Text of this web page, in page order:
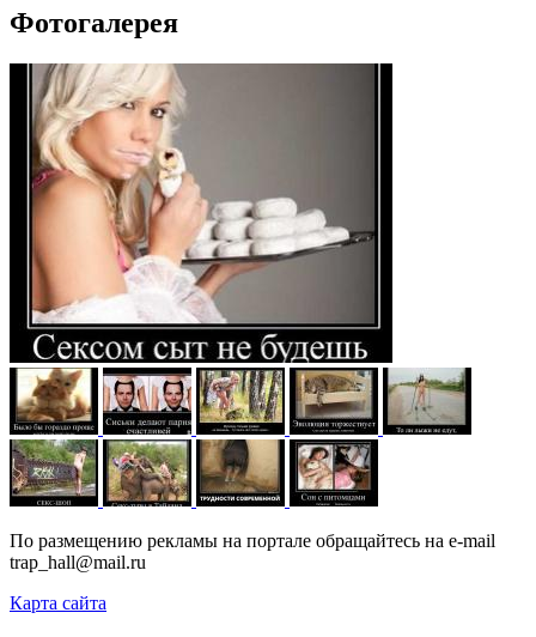
Фотогалерея
По размещению рекламы на портале обращайтесь на e-mail
trap_hall@mail.ru
Карта сайта